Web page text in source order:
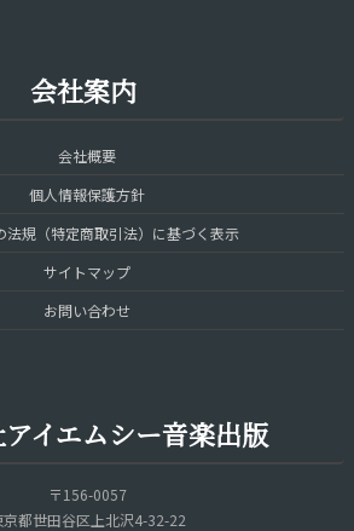
会社案内
会社概要
個人情報保護方針
法規（特定商取引法）に基づく表示
サイトマップ
お問い合わせ
イエムシー音楽出版
〒156-0057
京都世田谷区上北沢4-32-22